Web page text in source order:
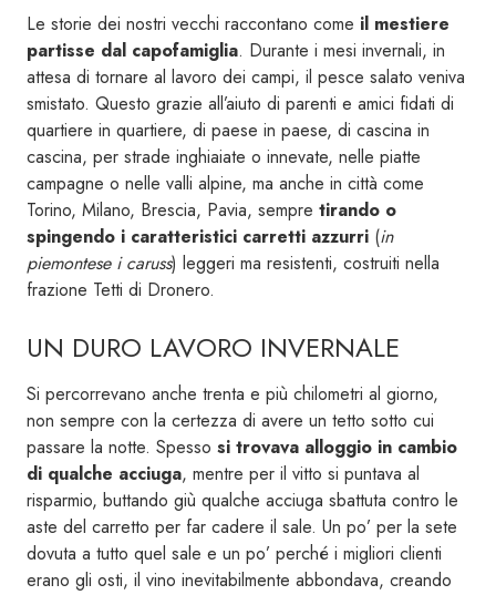
Le storie dei nostri vecchi raccontano come il mestiere
partisse dal capofamiglia. Durante i mesi invernali, in
attesa di tornare al lavoro dei campi, il pesce salato veniva
smistato. Questo grazie all’aiuto di parenti e amici fidati di
quartiere in quartiere, di paese in paese, di cascina in
cascina, per strade inghiaiate o innevate, nelle piatte
campagne o nelle valli alpine, ma anche in città come
Torino, Milano, Brescia, Pavia, sempre tirando o
spingendo i caratteristici carretti azzurri (in
piemontese i caruss) leggeri ma resistenti, costruiti nella
frazione Tetti di Dronero.
UN DURO LAVORO INVERNALE
Si percorrevano anche trenta e più chilometri al giorno,
non sempre con la certezza di avere un tetto sotto cui
passare la notte. Spesso si trovava alloggio in cambio
di qualche acciuga, mentre per il vitto si puntava al
risparmio, buttando giù qualche acciuga sbattuta contro le
aste del carretto per far cadere il sale. Un po’ per la sete
dovuta a tutto quel sale e un po’ perché i migliori clienti
erano gli osti, il vino inevitabilmente abbondava, creando